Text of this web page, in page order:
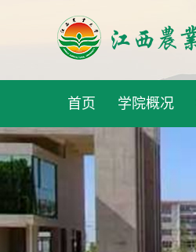
首页 学院概况